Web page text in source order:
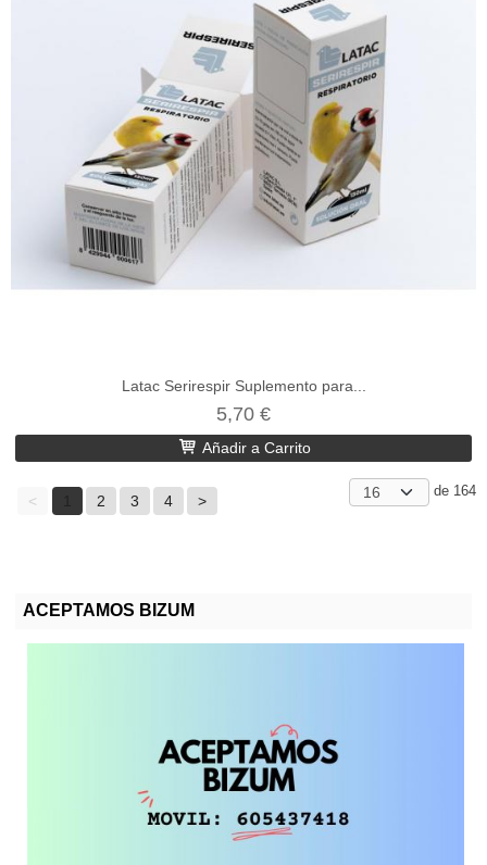
ACEPTAMOS BIZUM
Latac Serirespir Suplemento para...
5,70 €
Añadir a Carrito
< 2 3 4 >
de 164